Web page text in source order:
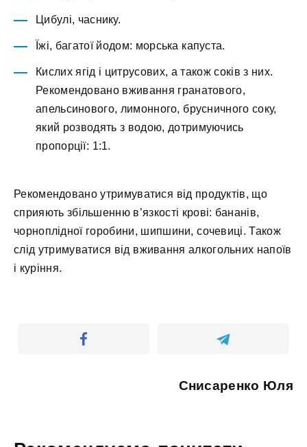
Цибулі, часнику.
Їжі, багатої йодом: морська капуста.
Кислих ягід і цитрусових, а також соків з них.
Рекомендовано вживання гранатового,
апельсинового, лимонного, брусничного соку,
який розводять з водою, дотримуючись
пропорції: 1:1.
Рекомендовано утримуватися від продуктів, що
сприяють збільшенню в’язкості крові: бананів,
чорноплідної горобини, шипшини, сочевиці. Також
слід утримуватися від вживання алкогольних напоїв
і куріння.
Снисаренко Юля